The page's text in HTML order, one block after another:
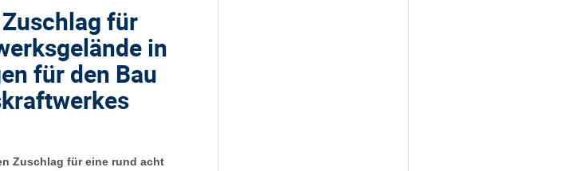
für
in
für den Bau
Zuschlag für eine rund acht